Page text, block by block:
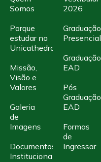
Somos
Porque
estudar no
Unicathedral
Missão,
Visão e
Valores
Galeria
de
Imagens
Documentos
Institucionais
2026
Graduação
Presencial
Graduação
EAD
Pós
Graduação
EAD
Formas
de
Ingressar